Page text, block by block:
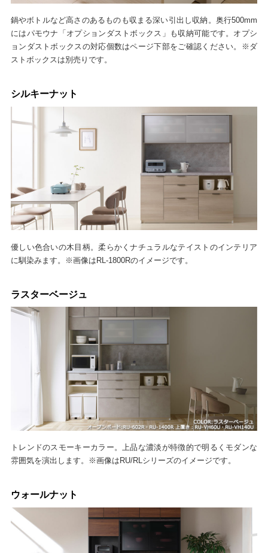
鍋やボトルなど高さのあるものも収まる深い引出し収納。奥行500mm
にはパモウナ「オプションダストボックス」も収納可能です。オプシ
ョンダストボックスの対応個数はページ下部をご確認ください。※ダ
ストボックスは別売りです。
シルキーナット
優しい色合いの木目柄。柔らかくナチュラルなテイストのインテリア
に馴染みます。※画像はRL-1800Rのイメージです。
ラスターベージュ
トレンドのスモーキーカラー。上品な濃淡が特徴的で明るくモダンな
雰囲気を演出します。※画像はRU/RLシリーズのイメージです。
ウォールナット